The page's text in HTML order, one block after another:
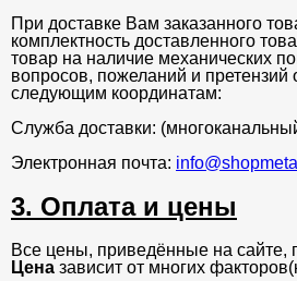
При доставке Вам заказанного
комплектность доставленного
товар на наличие механических
вопросов, пожеланий и
следующим координатам:
Служба доставки:
Электронная почта:
3. Оплата и цены
Все цены, приведённые на сайте,
Цена зависит от многих